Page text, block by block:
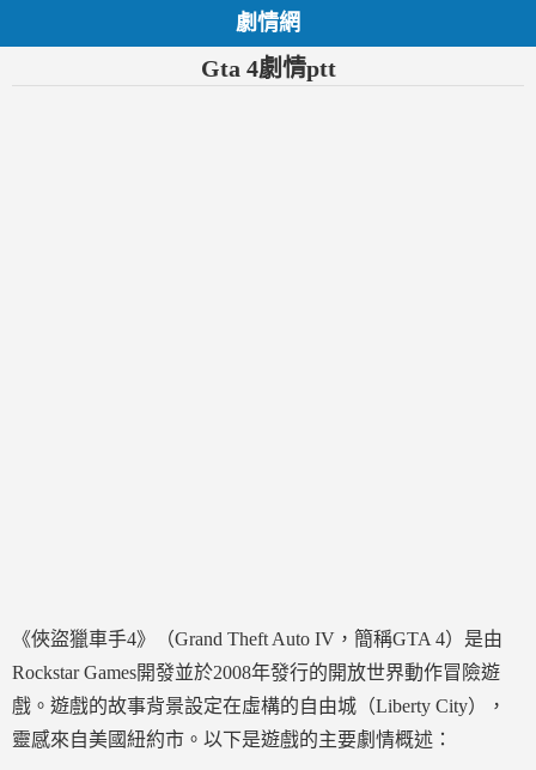
劇情網
Gta 4劇情ptt
《俠盜獵車手4》（Grand Theft Auto IV，簡稱GTA 4）是由
Rockstar Games開發並於2008年發行的開放世界動作冒險遊
戲。遊戲的故事背景設定在虛構的自由城（Liberty City），
靈感來自美國紐約市。以下是遊戲的主要劇情概述：